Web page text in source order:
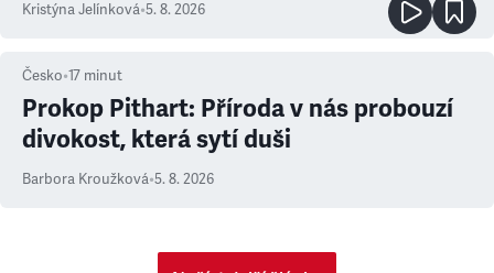
Kristýna Jelínková•5. 8. 2026
Česko•17 minut
Prokop Pithart: Příroda v nás probouzí
divokost, která sytí duši
Barbora Kroužková•5. 8. 2026